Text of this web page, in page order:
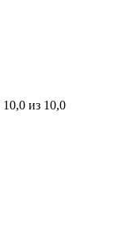
10,0 из 10,0